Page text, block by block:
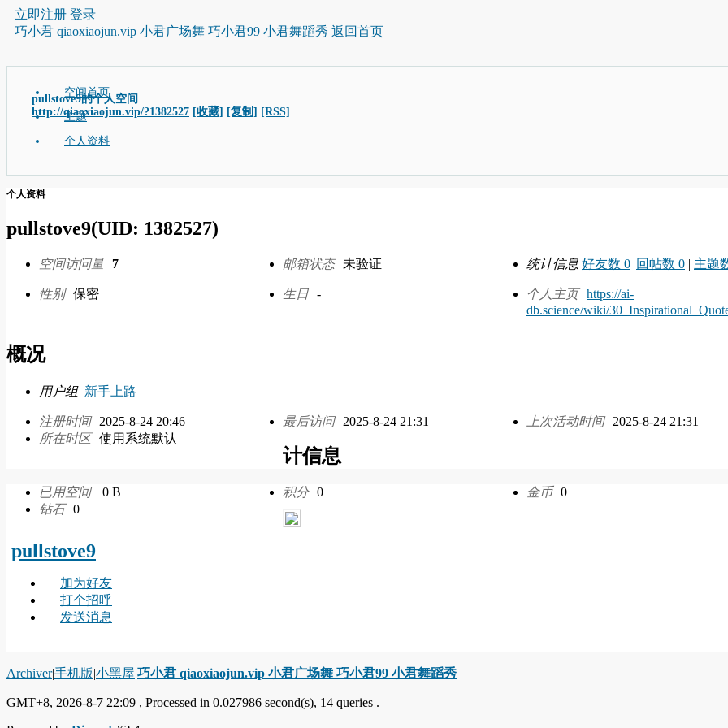
立即注册 登录
巧小君 qiaoxiaojun.vip 小君广场舞 巧小君99 小君舞蹈秀 返回首页
pullstove9的个人空间
http://qiaoxiaojun.vip/?1382527 [收藏] [复制] [RSS]
空间首页
主题
个人资料
个人资料
pullstove9(UID: 1382527)
空间访问量 7 邮箱状态 未验证 统计信息 好友数 0 |回帖数 0 | 主题
性别 保密 生日 - 个人主页 https://ai-
db.science/wiki/
概况
用户组 新手上路
注册时间 2025-8-24 20:46 最后访问 2025-8-24 21:31 上次活动时间
2025-8-24 21:31
所在时区 使用系统默认
计信息
已用空间 0 B 积分 0 金币 0
钻石 0
pullstove9
加为好友
打个招呼
发送消息
Archiver|手机版|小黑屋|巧小君 qiaoxiaojun.vip 小君广场舞 巧小君99 小君舞蹈秀
GMT+8, 2026-8-7 22:09 , Processed in 0.027986 second(s), 14 queries .